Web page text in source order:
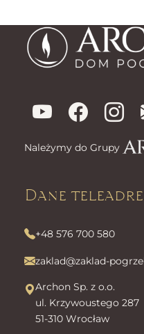
Należymy do Grupy
Dane
+48 576 700 580
zaklad@zaklad-
Archon Sp. z o.o.
ul. Krzywoustego 287
51-310 Wrocław